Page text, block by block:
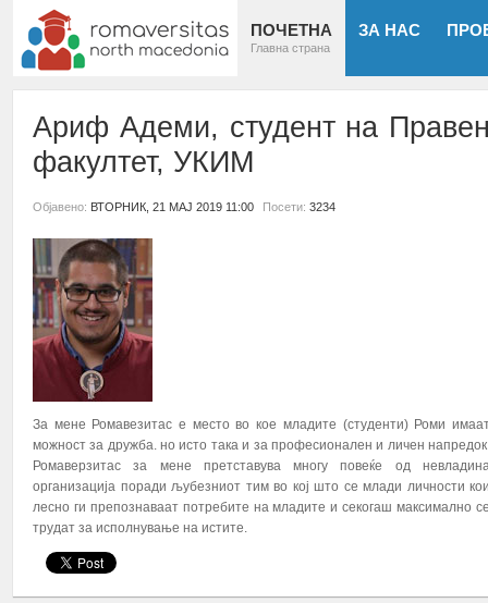
ПОЧЕТНА
Главна страна
ЗА НАС
Ариф Адеми, студент на
факултет, УКИМ
Објавено: ВТОРНИК, 21 МАЈ 2019 11:00 Посети: 3234
За мене Ромавезитас е место во кое младите (студенти) Роми
можност за дружба. но исто така и за професионален и личен
Ромаверзитас за мене претставува многу повеќе од
организација поради љубезниот тим во кој што се млади личности
лесно ги препознаваат потребите на младите и секогаш максимално
трудат за исполнување на истите.